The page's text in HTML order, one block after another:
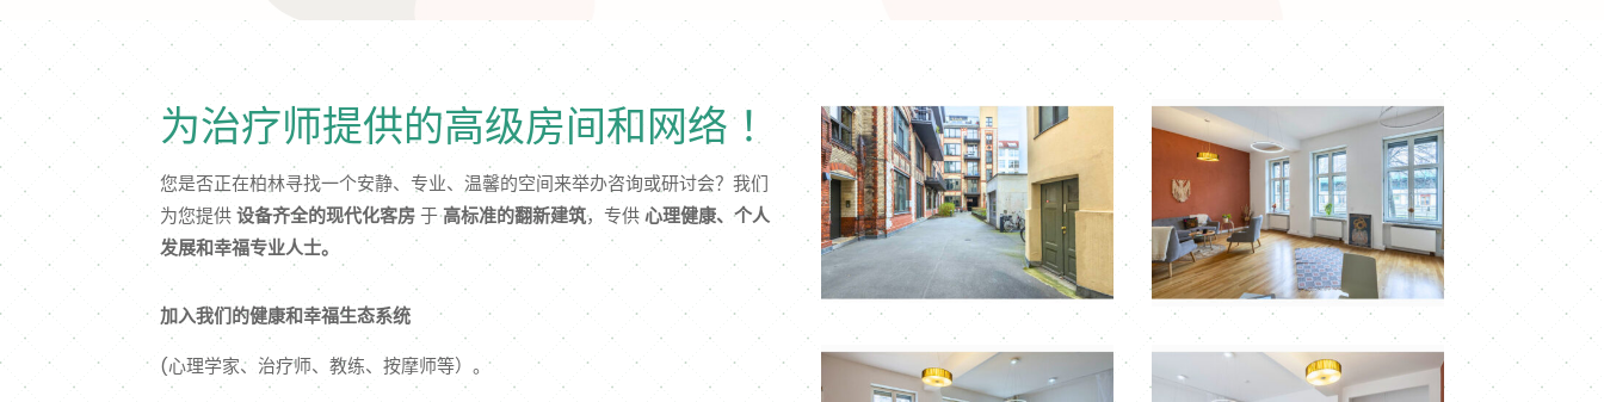
为治疗师提供的高级房间和网络 ！
您是否正在柏林寻找一个安静、专业、温馨的空间来举办咨询或研讨会？我们
为您提供设备齐全的现代化客房于高标准的翻新建筑，专供心理健康、个人
发展和幸福专业人士。
加入我们的健康和幸福生态系统
(心理学家、治疗师、教练、按摩师等）。